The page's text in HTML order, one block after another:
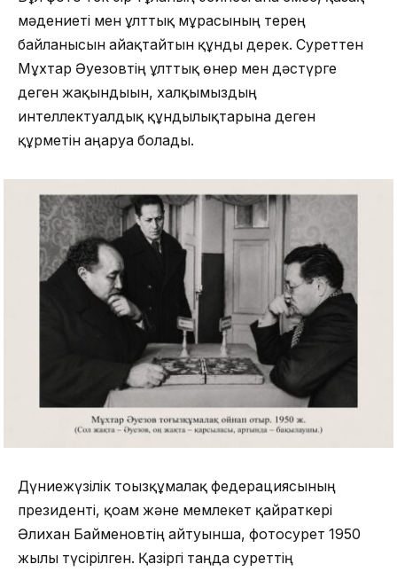
мәдениеті мен ұлттық мұрасының терең
байланысын айғақтайтын құнды дерек. Суреттен
Мұхтар Әуезовтің ұлттық өнер мен дәстүрге
деген жақындығын, халқымыздың
интеллектуалдық құндылықтарына деген
құрметін аңғаруға болады.
Дүниежүзілік тоғызқұмалақ федерациясының
президенті, қоғам және мемлекет қайраткері
Әлихан Байменовтің айтуынша, фотосурет 1950
жылы түсірілген. Қазіргі таңда суреттің